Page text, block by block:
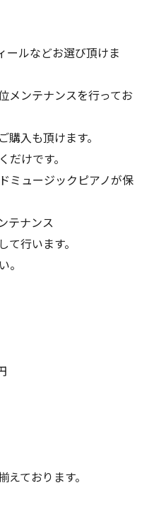
ールなどお選び頂けま
メンテナンスを行ってお
入も頂けます。
けです。
ミュージックピアノが保
テナンス
行います。
。
ております。